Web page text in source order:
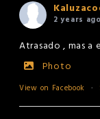
2 years ago
Atrasado , mas a
Photo
View on Facebook ·